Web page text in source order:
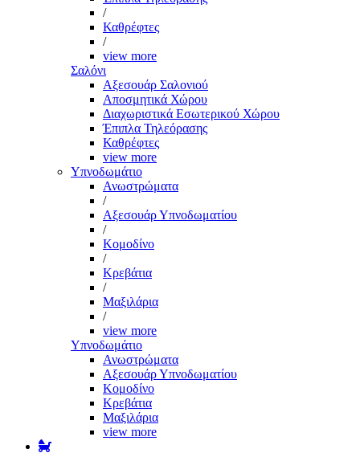
/
Καθρέφτες
/
view more
Σαλόνι
Αξεσουάρ Σαλονιού
Αποσμητικά Χώρου
Διαχωριστικά Εσωτερικού Χώρου
Έπιπλα Τηλεόρασης
Καθρέφτες
view more
Υπνοδωμάτιο
Ανωστρώματα
/
Αξεσουάρ Υπνοδωματίου
/
Κομοδίνο
/
Κρεβάτια
/
Μαξιλάρια
/
view more
Υπνοδωμάτιο
Ανωστρώματα
Αξεσουάρ Υπνοδωματίου
Κομοδίνο
Κρεβάτια
Μαξιλάρια
view more